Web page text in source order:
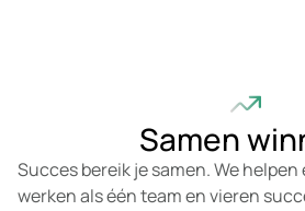
Samen
Succes bereik je samen. We helpen
werken als één team en vieren